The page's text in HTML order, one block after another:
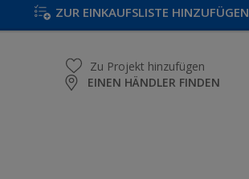
ZUR EINKAUFSLISTE HINZUFÜGEN
Zu Projekt hinzufügen
EINEN HÄNDLER FINDEN